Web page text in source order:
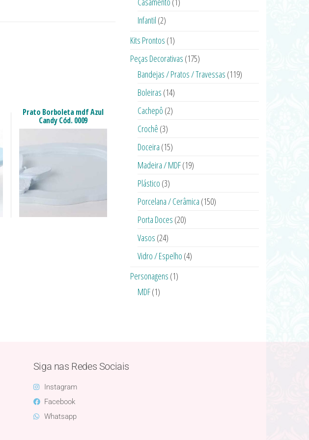
Prato Borboleta mdf Azul
Candy Cód. 0009
Infantil (2)
Kits Prontos (1)
Peças Decorativas (175)
Bandejas / Pratos / Travessas (119)
Boleiras (14)
Cachepô (2)
Crochê (3)
Doceira (15)
Madeira / MDF(19)
Plástico (3)
Porcelana / Cerâmica (150)
Porta Doces (20)
Vasos (24)
Vidro / Espelho (4)
Personagens (1)
MDF(1)
Siga nas Redes Sociais
Instagram
Facebook
Whatsapp